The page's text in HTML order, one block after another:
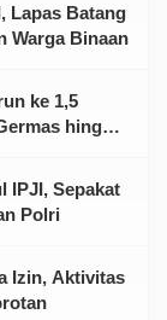
Lapas Batang
Warga Binaan
ke 1,5
hingga
IPJI, Sepakat
Polri
Izin, Aktivitas